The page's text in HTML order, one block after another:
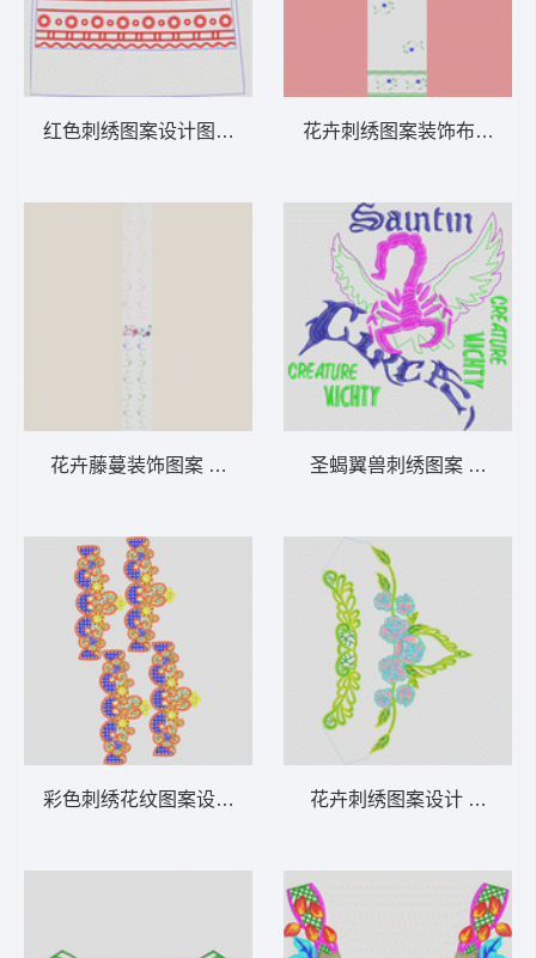
红色刺绣图案设计图 雕孔裤脚
花卉藤蔓装饰图案 窗帘
彩色刺绣花纹图案设计 水溶假领
花卉刺绣图案装饰布 窗帘
圣蝎翼兽刺绣图案 蝎子
花卉刺绣图案设计 水溶领